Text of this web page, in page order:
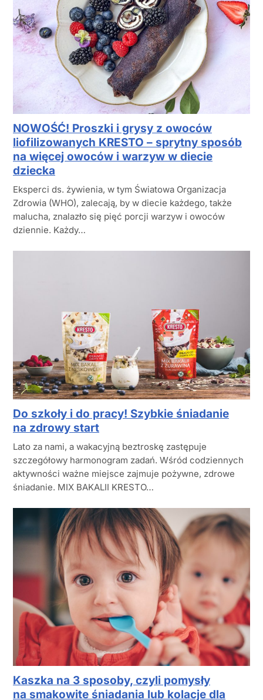
NOWOŚĆ! Proszki i grysy z owoców
liofilizowanych KRESTO – sprytny sposób
na więcej owoców i warzyw w diecie
dziecka
Eksperci ds. żywienia, w tym Światowa Organizacja
Zdrowia (WHO), zalecają, by w diecie każdego, także
malucha, znalazło się pięć porcji warzyw i owoców
dziennie. Każdy…
Do szkoły i do pracy! Szybkie śniadanie
na zdrowy start
Lato za nami, a wakacyjną beztroskę zastępuje
szczegółowy harmonogram zadań. Wśród codziennych
aktywności ważne miejsce zajmuje pożywne, zdrowe
śniadanie. MIX BAKALII KRESTO…
Kaszka na 3 sposoby, czyli pomysły
na smakowite śniadania lub kolacje dla